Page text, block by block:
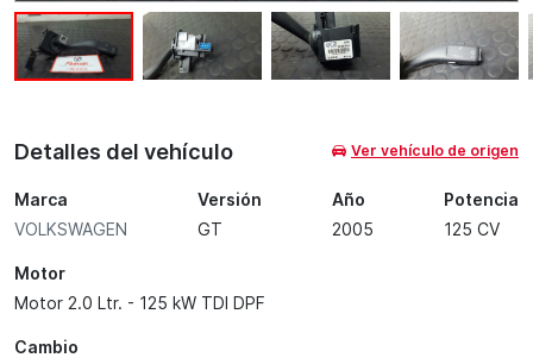
Detalles del vehículo Ver vehículo de origen
Marca
VOLKSWAGEN
Versión
GT
Año
2005
Potencia
125 CV
Motor
Motor 2.0 Ltr. - 125 kW TDI DPF
Cambio